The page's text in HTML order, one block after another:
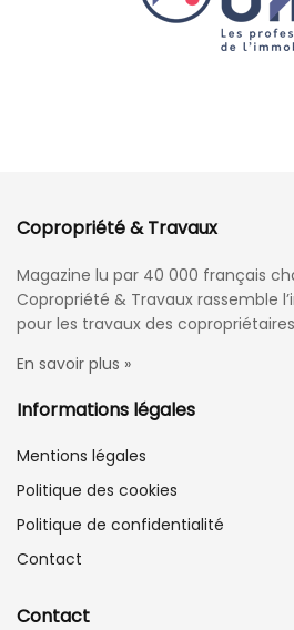
Copropriété & Travaux
Magazine lu par 40 000 français
Copropriété & Travaux rassemble
pour les travaux des
En savoir plus »
Informations légales
Mentions légales
Politique des cookies
Politique de confidentialité
Contact
Contact